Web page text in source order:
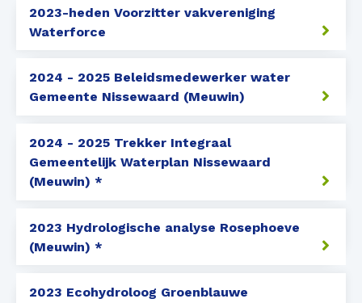
2023-heden Voorzitter vakvereniging
Waterforce
2024 - 2025 Beleidsmedewerker water
Gemeente Nissewaard (Meuwin)
2024 - 2025 Trekker Integraal
Gemeentelijk Waterplan Nissewaard
(Meuwin) *
2023 Hydrologische analyse Rosephoeve
(Meuwin) *
2023 Ecohydroloog Groenblauwe